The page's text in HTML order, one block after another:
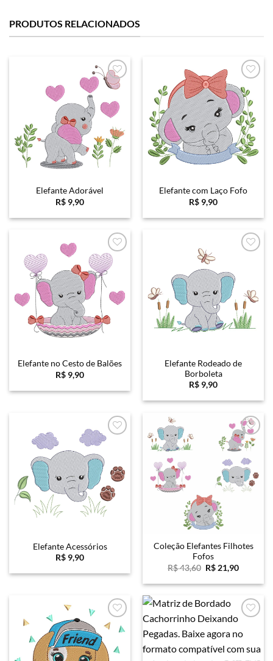
PRODUTOS RELACIONADOS
Favoritar
Elefante Adorável
R$ 9,90
Favoritar
Elefante com Laço Fofo
R$ 9,90
Favoritar
Elefante no Cesto de Balões
R$ 9,90
Elefante Rodeado de
Borboleta
R$ 9,90
Favoritar
Elefante Acessórios
R$ 9,90
Favoritar
Coleção Elefantes Filhotes
Fofos
R$43,60 O
original
R$ 43,60.
R$ 21,90O
atual
R$
Favoritar